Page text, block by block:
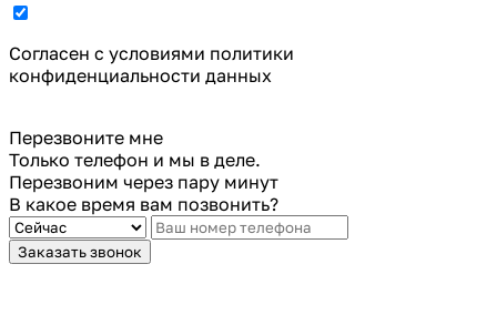
Cогласен с условиями политики
конфиденциальности данных
Перезвоните мне
Только телефон и мы в деле.
Перезвоним через пару минут
В какое время вам позвонить?
Заказать звонок